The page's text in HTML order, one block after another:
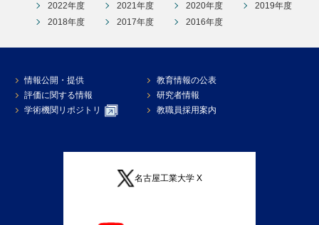
2022年度
2021年度 2020年度
2019年度
2018年度
2017年度 2016年度
情報公開・提供
教育情報の公表
評価に関する情報
研究者情報
学術機関リポジトリ
教職員採用案内
名古屋工業大学 X